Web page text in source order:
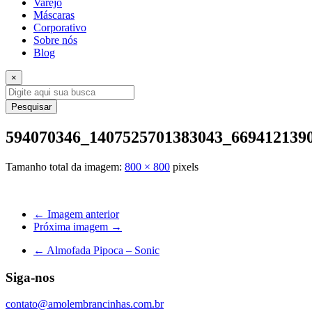
Varejo
Máscaras
Corporativo
Sobre nós
Blog
×
Pesquisar
Tamanho total da imagem: 800 × 800 pixels
← Imagem anterior
Próxima imagem →
← Almofada Pipoca – Sonic
Siga-nos
contato@amolembrancinhas.com.br